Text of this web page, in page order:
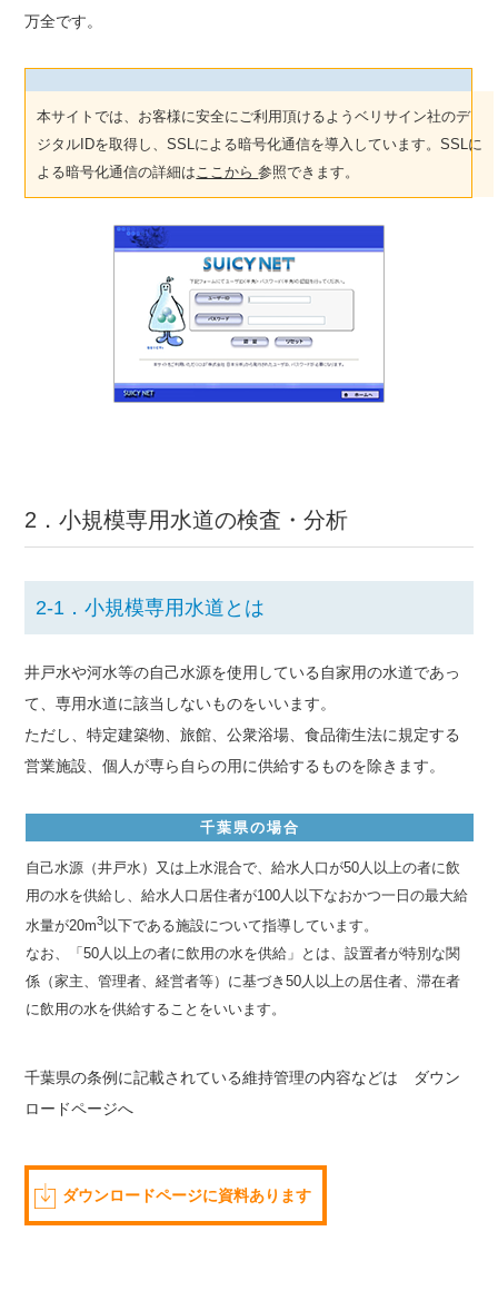
万全です。
本サイトでは、お客様に安全にご利用頂けるようベリサイン社のデ
ジタルIDを取得し、SSLによる暗号化通信を導入しています。SSLに
よる暗号化通信の詳細はここから参照できます。
2．小規模専用水道の検査・分析
2-1．小規模専用水道とは
井戸水や河水等の自己水源を使用している自家用の水道であっ
て、専用水道に該当しないものをいいます。
ただし、特定建築物、旅館、公衆浴場、食品衛生法に規定する
営業施設、個人が専ら自らの用に供給するものを除きます。
千葉県の場合
自己水源（井戸水）又は上水混合で、給水人口が50人以上の者に飲
用の水を供給し、給水人口居住者が100人以下なおかつ一日の最大給
水量が20m3以下である施設について指導しています。
なお、「50人以上の者に飲用の水を供給」とは、設置者が特別な関
係（家主、管理者、経営者等）に基づき50人以上の居住者、滞在者
に飲用の水を供給することをいいます。
千葉県の条例に記載されている維持管理の内容などは ダウン
ロードページへ
ダウンロードページに資料あります